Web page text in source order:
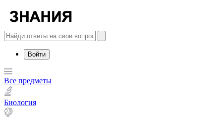
Войти
Все предметы
Биология